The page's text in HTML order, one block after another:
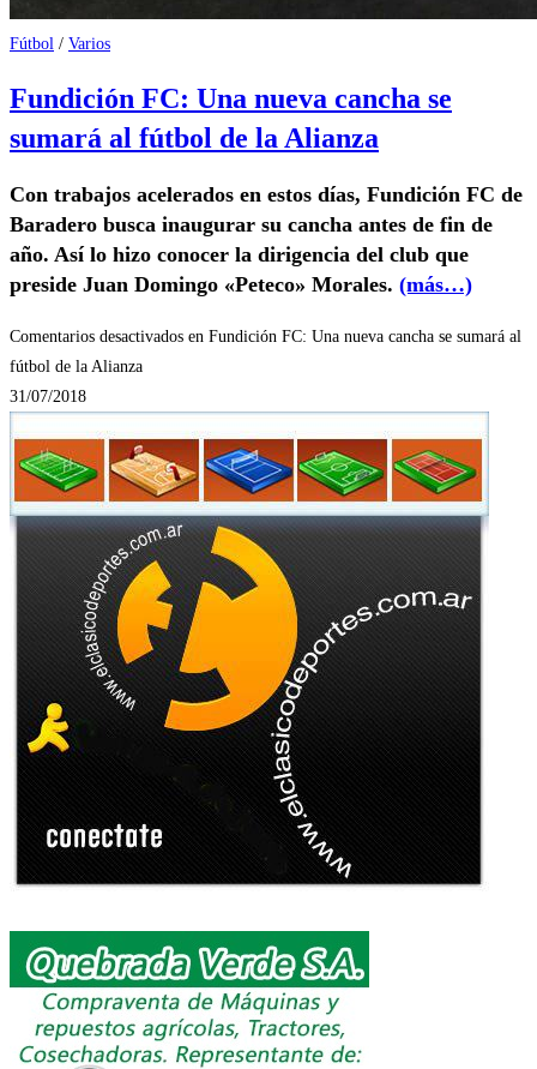
Fútbol / Varios
Fundición FC: Una nueva cancha se
sumará al fútbol de la Alianza
Con trabajos acelerados en estos días, Fundición FC de
Baradero busca inaugurar su cancha antes de fin de
año. Así lo hizo conocer la dirigencia del club que
preside Juan Domingo «Peteco» Morales. (más…)
Comentarios desactivados en Fundición FC: Una nueva cancha se sumará al
fútbol de la Alianza
31/07/2018